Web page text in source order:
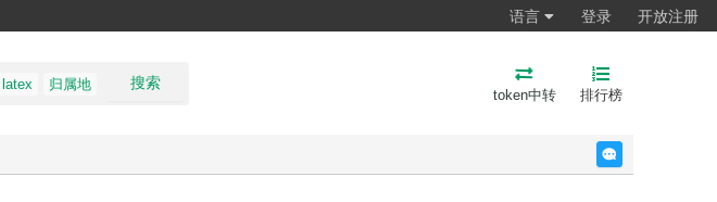
语言 登录 开放注册
搜索
latex 归属地
token中转 排行榜